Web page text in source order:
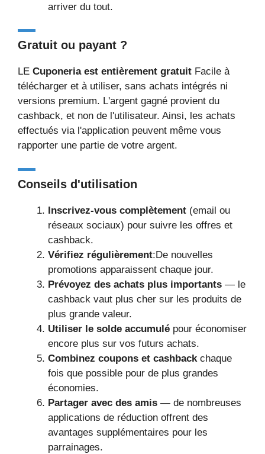
arriver du tout.
Gratuit ou payant ?
LE Cuponeria est entièrement gratuit Facile à
télécharger et à utiliser, sans achats intégrés ni
versions premium. L'argent gagné provient du
cashback, et non de l'utilisateur. Ainsi, les achats
effectués via l'application peuvent même vous
rapporter une partie de votre argent.
Conseils d'utilisation
Inscrivez-vous complètement (email ou
réseaux sociaux) pour suivre les offres et
cashback.
Vérifiez régulièrement:De nouvelles
promotions apparaissent chaque jour.
Prévoyez des achats plus importants — le
cashback vaut plus cher sur les produits de
plus grande valeur.
Utiliser le solde accumulé pour économiser
encore plus sur vos futurs achats.
Combinez coupons et cashback chaque
fois que possible pour de plus grandes
économies.
Partager avec des amis — de nombreuses
applications de réduction offrent des
avantages supplémentaires pour les
parrainages.